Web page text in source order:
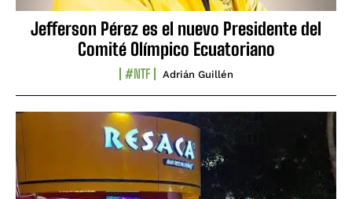
Jefferson Pérez es el nuevo Presidente del
Comité Olímpico Ecuatoriano
#NTF Adrián Guillén